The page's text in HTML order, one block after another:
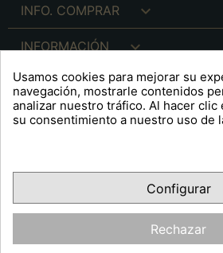
INFO. COMPRAR 
INFORMACIÓN 
INFO. LEGAL 
OPINIONES CLIENTES
Usamos cookies para mejorar su
navegación, mostrarle contenidos
analizar nuestro tráfico. Al hacer clic
su consentimiento a nuestro uso de
Configurar
Rechazar